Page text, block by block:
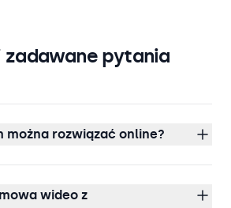
pytania
można rozwiązać online?
wideo z